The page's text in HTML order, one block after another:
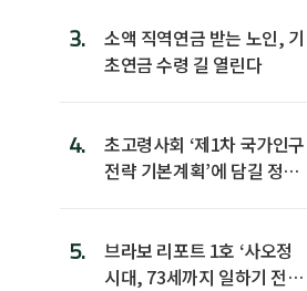
3.
소액 직역연금 받는 노인, 기
초연금 수령 길 열린다
4.
초고령사회 ‘제1차 국가인구
전략 기본계획’에 담길 정책
5.
브라보 리포트 1호 ‘사오정
시대, 73세까지 일하기 전략’